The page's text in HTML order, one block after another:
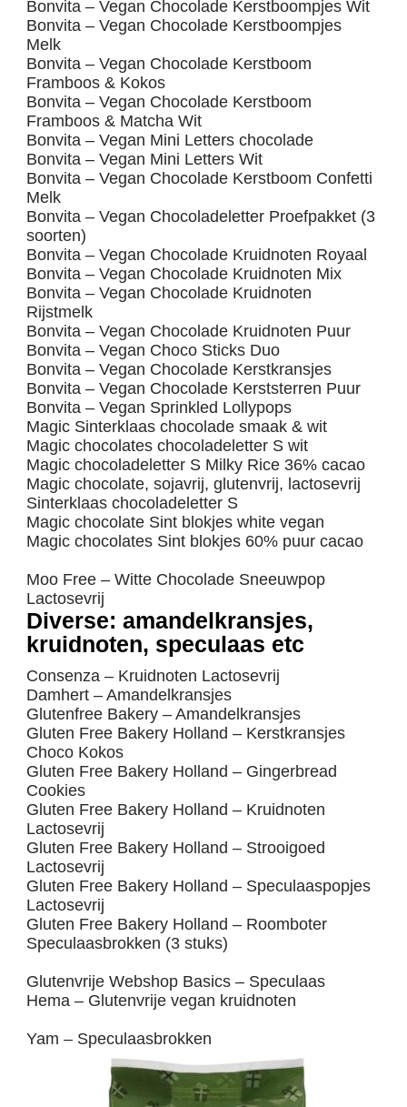
Bonvita – Vegan Chocolade Kerstboompjes Wit
Bonvita – Vegan Chocolade Kerstboompjes
Melk
Bonvita – Vegan Chocolade Kerstboom
Framboos & Kokos
Bonvita – Vegan Chocolade Kerstboom
Framboos & Matcha Wit
Bonvita – Vegan Mini Letters chocolade
Bonvita – Vegan Mini Letters Wit
Bonvita – Vegan Chocolade Kerstboom Confetti
Melk
Bonvita – Vegan Chocoladeletter Proefpakket (3
soorten)
Bonvita – Vegan Chocolade Kruidnoten Royaal
Bonvita – Vegan Chocolade Kruidnoten Mix
Bonvita – Vegan Chocolade Kruidnoten
Rijstmelk
Bonvita – Vegan Chocolade Kruidnoten Puur
Bonvita – Vegan Choco Sticks Duo
Bonvita – Vegan Chocolade Kerstkransjes
Bonvita – Vegan Chocolade Kerststerren Puur
Bonvita – Vegan Sprinkled Lollypops
Magic Sinterklaas chocolade smaak & wit
Magic chocolates chocoladeletter S wit
Magic chocoladeletter S Milky Rice 36% cacao
Magic chocolate, sojavrij, glutenvrij, lactosevrij
Sinterklaas chocoladeletter S
Magic chocolate Sint blokjes white vegan
Magic chocolates Sint blokjes 60% puur cacao
Moo Free – Witte Chocolade Sneeuwpop
Lactosevrij
Diverse: amandelkransjes,
kruidnoten, speculaas etc
Consenza – Kruidnoten Lactosevrij
Damhert – Amandelkransjes
Glutenfree Bakery – Amandelkransjes
Gluten Free Bakery Holland – Kerstkransjes
Choco Kokos
Gluten Free Bakery Holland – Gingerbread
Cookies
Gluten Free Bakery Holland – Kruidnoten
Lactosevrij
Gluten Free Bakery Holland – Strooigoed
Lactosevrij
Gluten Free Bakery Holland – Speculaaspopjes
Lactosevrij
Gluten Free Bakery Holland – Roomboter
Speculaasbrokken (3 stuks)
Glutenvrije Webshop Basics – Speculaas
Hema – Glutenvrije vegan kruidnoten
Yam – Speculaasbrokken